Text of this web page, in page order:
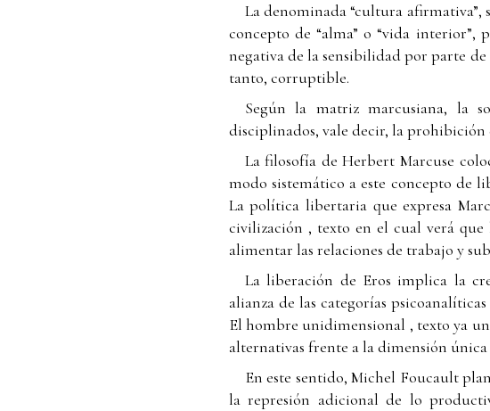
La denominada “cultura afirmativa”,
concepto de “alma” o “vida
negativa de la sensibilidad por parte
tanto, corruptible.
Según la matriz marcusiana, la
disciplinados, vale decir, la
La filosofía de Herbert Marcuse
modo sistemático a este concepto de
La política libertaria que expresa
civilización , texto en el cual verá que
alimentar las relaciones de trabajo y
La liberación de Eros implica la
alianza de las categorías
El hombre unidimensional , texto ya
alternativas frente a la dimensión
En este sentido, Michel Foucault
la represión adicional de lo